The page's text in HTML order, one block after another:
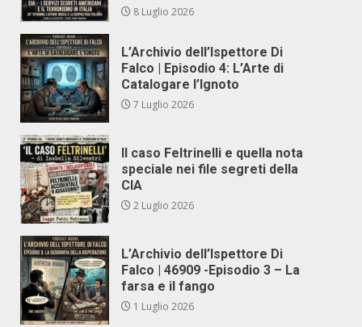
8 Luglio 2026
L’Archivio dell’Ispettore Di
Falco | Episodio 4: L’Arte di
Catalogare l’Ignoto
7 Luglio 2026
Il caso Feltrinelli e quella nota
speciale nei file segreti della
CIA
2 Luglio 2026
L’Archivio dell’Ispettore Di
Falco | 46909 -Episodio 3 – La
farsa e il fango
1 Luglio 2026